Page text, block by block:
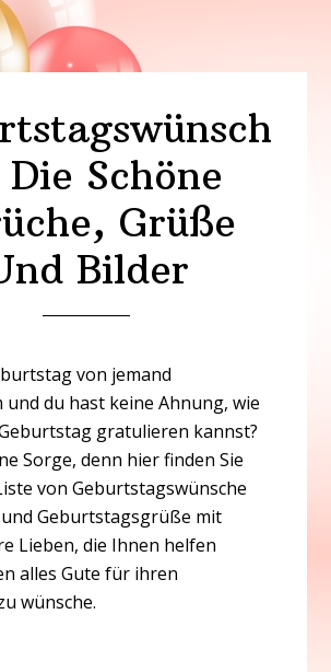
Schöne
Grüße
Bilder
von jemand
und du hast keine Ahnung, wie
gratulieren kannst?
Sorge, denn hier finden Sie
von Geburtstagswünsche
Geburtstagsgrüße mit
Lieben, die Ihnen helfen
alles Gute für ihren
wünsche.